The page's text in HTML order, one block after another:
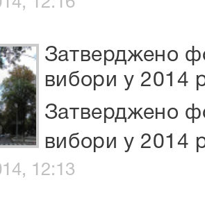
Затверджено
вибори у 2014
Затверджено
вибори у 2014
12:13